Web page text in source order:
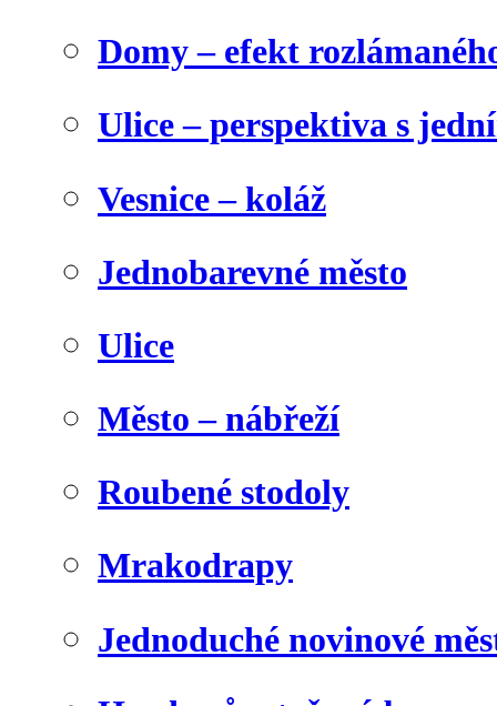
Domy – efekt
Ulice – perspektiva s
Vesnice – koláž
Jednobarevné město
Ulice
Město – nábřeží
Roubené stodoly
Mrakodrapy
Jednoduché novinové